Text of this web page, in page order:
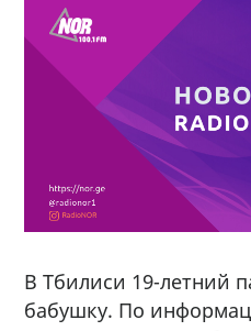
В Тбилиси 19-летний
бабушку. По